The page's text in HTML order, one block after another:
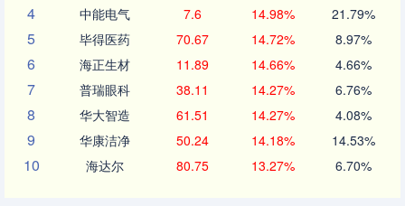
4 中能电气 7.6 14.98% 21.79%
5 毕得医药 70.67 14.72% 8.97%
6 海正生材 11.89 14.66% 4.66%
7 普瑞眼科 38.11 14.27% 6.76%
8 华大智造 61.51 14.27% 4.08%
9 华康洁净 50.24 14.18% 14.53%
10 海达尔 80.75 13.27% 6.70%